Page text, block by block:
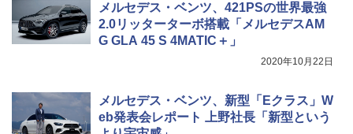
メルセデス・ベンツ、421PSの世界最強
2.0リッターターボ搭載「メルセデスAM
G GLA 45 S 4MATIC＋」
2020年10月22日
メルセデス・ベンツ、新型「Eクラス」W
eb発表会レポート 上野社長「新型という